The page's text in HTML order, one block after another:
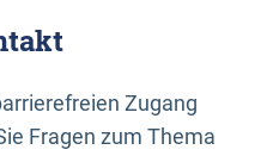
Zugang
Fragen zum Thema